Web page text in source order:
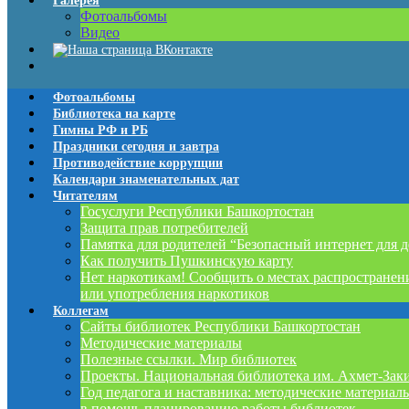
Фотоальбомы
Видео
Фотоальбомы
Библиотека на карте
Гимны РФ и РБ
Праздники сегодня и завтра
Противодействие коррупции
Календари знаменательных дат
Читателям
Госуслуги Республики Башкортостан
Защита прав потребителей
Памятка для родителей “Безопасный интернет для
Как получить Пушкинскую карту
Нет наркотикам! Сообщить о местах
или употребления наркотиков
Коллегам
Сайты библиотек Республики Башкортостан
Методические материалы
Полезные ссылки. Мир библиотек
Проекты. Национальная библиотека им. Ахмет-
Год педагога и наставника: методические